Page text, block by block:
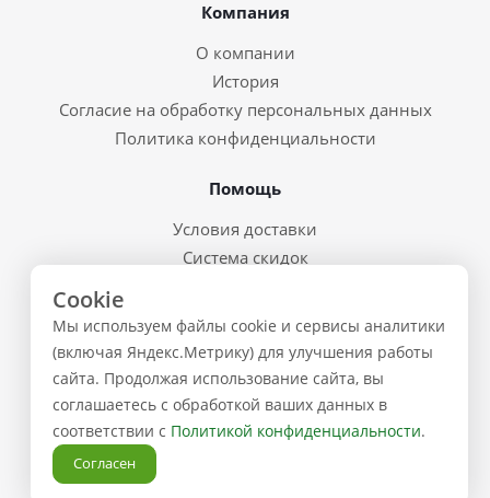
Компания
О компании
История
Согласие на обработку персональных данных
Политика конфиденциальности
Помощь
Условия доставки
Система скидок
Восстановление пароля
Предварительные заказы
Контакты
Cookie
Мы используем файлы cookie и сервисы аналитики
(включая Яндекс.Метрику) для улучшения работы
сайта. Продолжая использование сайта, вы
соглашаетесь с обработкой ваших данных в
соответствии с Политикой конфиденциальности.
Согласен